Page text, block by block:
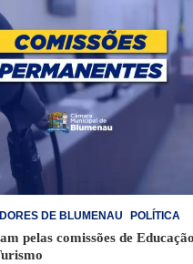
DE BLUMENAU POLÍTICA
pelas comissões de